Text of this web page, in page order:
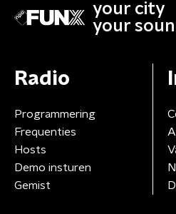
your city
your
Radio
Programmering
Frequenties
Hosts
Demo insturen
Gemist